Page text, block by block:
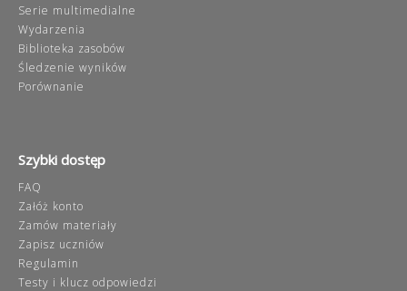
Serie multimedialne
Wydarzenia
Biblioteka zasobów
Śledzenie wyników
Porównanie
Szybki dostęp
FAQ
Załóż konto
Zamów materiały
Zapisz uczniów
Regulamin
Testy i klucz odpowiedzi